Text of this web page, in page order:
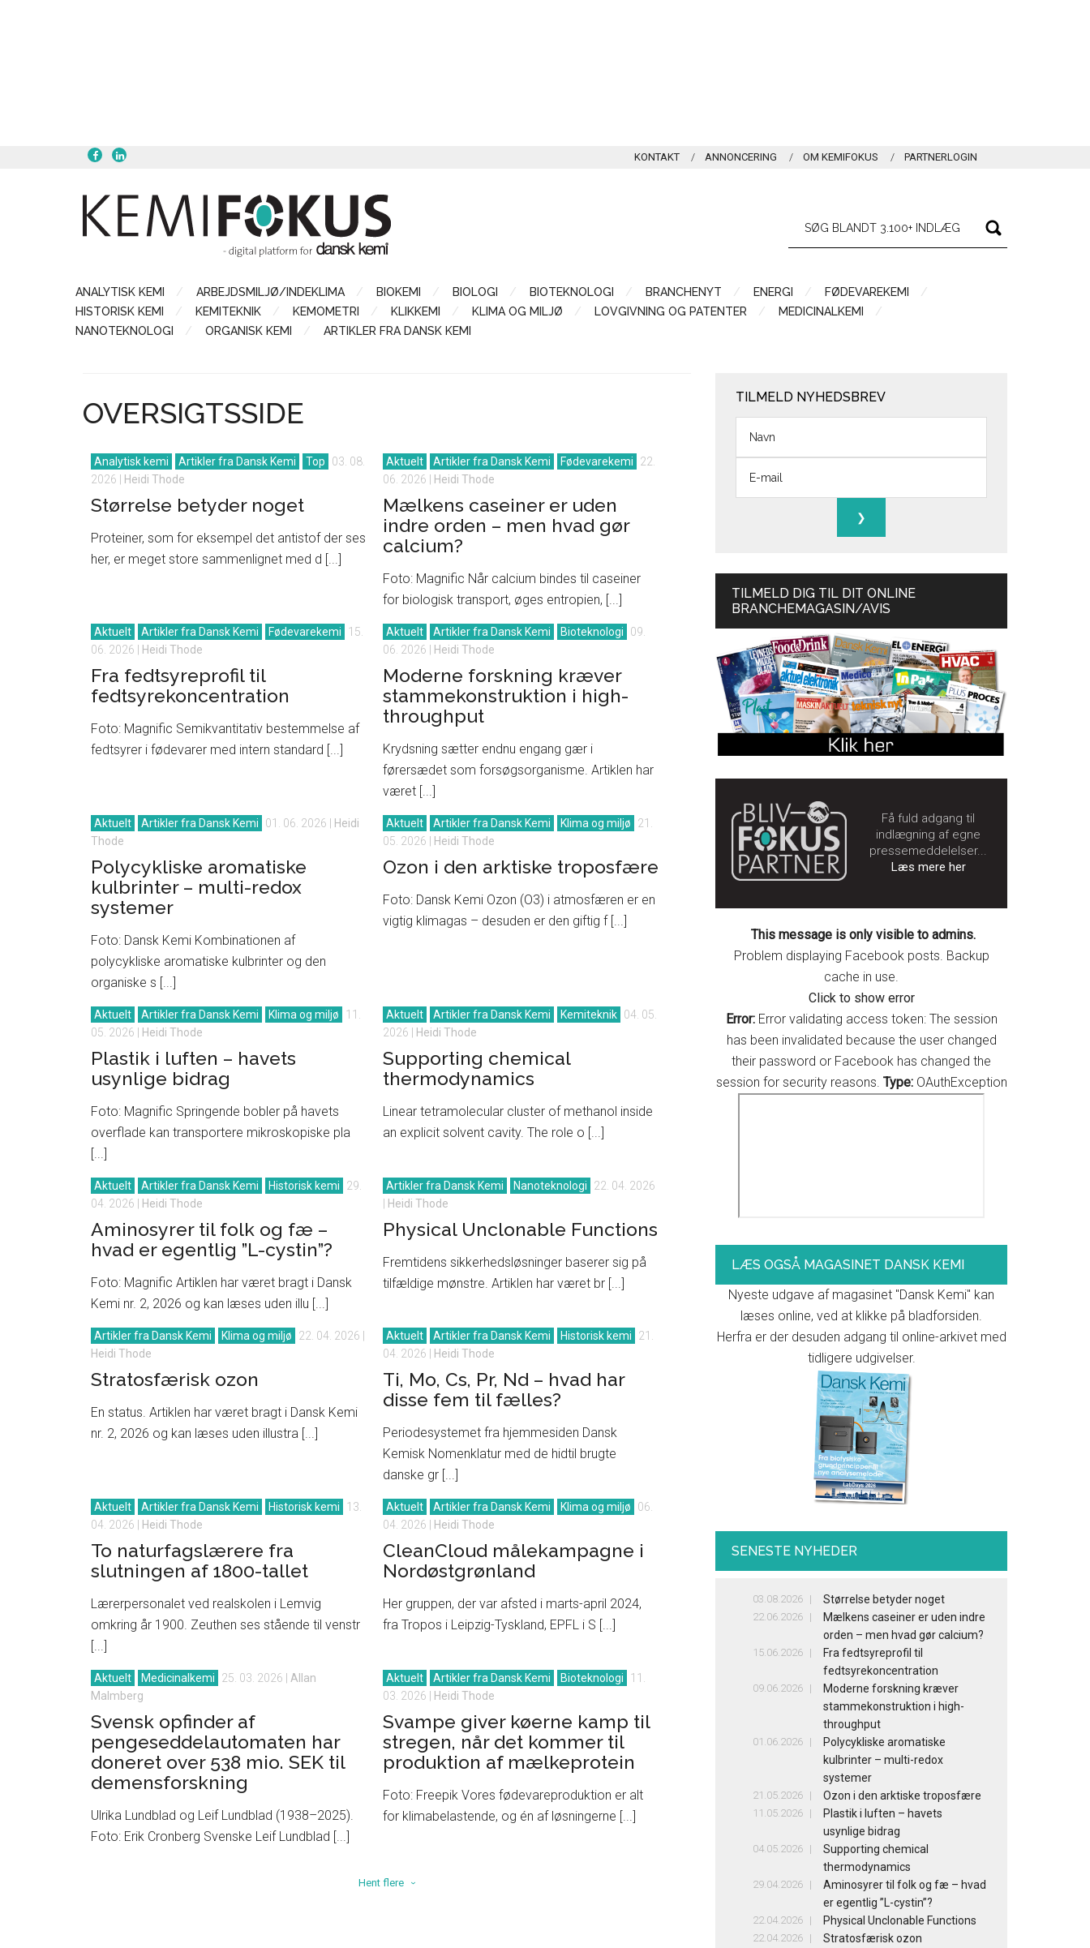
KONTAKT ANNONCERING OM KEMIFOKUS PARTNERLOGIN
ANALYTISK KEMI ARBEJDSMILJØ/INDEKLIMA BIOKEMI BIOLOGI BIOTEKNOLOGI BRANCHENYT ENERGI
FØDEVAREKEMI
HISTORISK KEMI
KEMITEKNIK KEMOMETRI KLIKKEMI KLIMA OG MILJØ LOVGIVNING OG PATENTER
MEDICINALKEMI
NANOTEKNOLOGI
ORGANISK KEMI ARTIKLER FRA DANSK KEMI
OVERSIGTSSIDE
Analytisk kemi Artikler fra Dansk Kemi Top
03. 08.
2026
Heidi Thode
Størrelse betyder noget
Proteiner, som for eksempel det antistof der ses
her, er meget store sammenlignet med d [...]
Aktuelt Artikler fra Dansk Kemi Fødevarekemi
22.
06. 2026
Heidi Thode
Mælkens caseiner er uden
indre orden – men hvad gør
calcium?
Foto: Magnific Når calcium bindes til caseiner
for biologisk transport, øges entropien, [...]
Aktuelt Artikler fra Dansk Kemi Fødevarekemi
15.
06. 2026
Heidi Thode
Fra fedtsyreprofil til
fedtsyrekoncentration
Foto: Magnific Semikvantitativ bestemmelse af
fedtsyrer i fødevarer med intern standard [...]
Aktuelt Artikler fra Dansk Kemi Bioteknologi
09.
06. 2026
Heidi Thode
Moderne forskning kræver
stammekonstruktion i high-
throughput
Krydsning sætter endnu engang gær i
førersædet som forsøgsorganisme. Artiklen har
været [...]
Aktuelt Artikler fra Dansk Kemi 01. 06. 2026
Heidi
Thode
Polycykliske aromatiske
kulbrinter – multi-redox
systemer
Foto: Dansk Kemi Kombinationen af
polycykliske aromatiske kulbrinter og den
organiske s [...]
Aktuelt Artikler fra Dansk Kemi Klima og miljø
21.
05. 2026
Heidi Thode
Ozon i den arktiske troposfære
Foto: Dansk Kemi Ozon (O3) i atmosfæren er en
vigtig klimagas – desuden er den giftig f [...]
Aktuelt Artikler fra Dansk Kemi Klima og miljø
11.
05. 2026
Heidi Thode
Plastik i luften – havets
usynlige bidrag
Foto: Magnific Springende bobler på havets
overflade kan transportere mikroskopiske pla
[...]
Aktuelt Artikler fra Dansk Kemi Kemiteknik 04. 05.
2026
Heidi Thode
Supporting chemical
thermodynamics
Linear tetramolecular cluster of methanol inside
an explicit solvent cavity. The role o [...]
Aktuelt Artikler fra Dansk Kemi Historisk kemi
29.
04. 2026
Heidi Thode
Aminosyrer til folk og fæ –
hvad er egentlig ”L-cystin”?
Foto: Magnific Artiklen har været bragt i Dansk
Kemi nr. 2, 2026 og kan læses uden illu [...]
Artikler fra Dansk Kemi Nanoteknologi
22. 04. 2026
Heidi Thode
Physical Unclonable Functions
Fremtidens sikkerhedsløsninger baserer sig på
tilfældige mønstre. Artiklen har været br [...]
Artikler fra Dansk Kemi Klima og miljø 22. 04. 2026
Heidi Thode
Stratosfærisk ozon
En status. Artiklen har været bragt i Dansk Kemi
nr. 2, 2026 og kan læses uden illustra [...]
Aktuelt Artikler fra Dansk Kemi Historisk kemi
21.
04. 2026
Heidi Thode
Ti, Mo, Cs, Pr, Nd – hvad har
disse fem til fælles?
Periodesystemet fra hjemmesiden Dansk
Kemisk Nomenklatur med de hidtil brugte
danske gr [...]
Aktuelt Artikler fra Dansk Kemi Historisk kemi
13.
04. 2026
Heidi Thode
To naturfagslærere fra
slutningen af 1800-tallet
Lærerpersonalet ved realskolen i Lemvig
omkring år 1900. Zeuthen ses stående til venstr
[...]
Aktuelt Artikler fra Dansk Kemi Klima og miljø
06.
04. 2026
Heidi Thode
CleanCloud målekampagne i
Nordøstgrønland
Her gruppen, der var afsted i marts-april 2024,
fra Tropos i Leipzig-Tyskland, EPFL i S [...]
Aktuelt Medicinalkemi 25. 03. 2026
Allan
Malmberg
Svensk opfinder af
pengeseddelautomaten har
doneret over 538 mio. SEK til
demensforskning
Ulrika Lundblad og Leif Lundblad (1938–2025).
Foto: Erik Cronberg Svenske Leif Lundblad [...]
Aktuelt Artikler fra Dansk Kemi Bioteknologi
11.
03. 2026
Heidi Thode
Svampe giver køerne kamp til
stregen, når det kommer til
produktion af mælkeprotein
Foto: Freepik Vores fødevareproduktion er alt
for klimabelastende, og én af løsningerne [...]
Hent flere
TILMELD NYHEDSBREV
TILMELD DIG TIL DIT ONLINE
BRANCHEMAGASIN/AVIS
Få fuld adgang til
indlægning af egne
pressemeddelelser...
Læs mere her
This message is only visible to admins.
Problem displaying Facebook posts. Backup
cache in use.
Click to show error
Error:Error validating access token: The session
has been invalidated because the user changed
their password or Facebook has changed the
session for security reasons. Type:OAuthException
LÆS OGSÅ MAGASINET DANSK KEMI
Nyeste udgave af magasinet "Dansk Kemi" kan
læses online, ved at klikke på bladforsiden.
Herfra er der desuden adgang til online-arkivet med
tidligere udgivelser.
SENESTE NYHEDER
03.08.2026 Størrelse betyder noget
22.06.2026
Mælkens caseiner er uden indre
orden – men hvad gør calcium?
15.06.2026
Fra fedtsyreprofil til
fedtsyrekoncentration
09.06.2026
Moderne forskning kræver
stammekonstruktion i high-
throughput
01.06.2026
Polycykliske aromatiske
kulbrinter – multi-redox
systemer
21.05.2026 Ozon i den arktiske troposfære
11.05.2026
Plastik i luften – havets
usynlige bidrag
04.05.2026
Supporting chemical
thermodynamics
29.04.2026
Aminosyrer til folk og fæ – hvad
er egentlig ”L-cystin”?
22.04.2026 Physical Unclonable Functions
22.04.2026 Stratosfærisk ozon